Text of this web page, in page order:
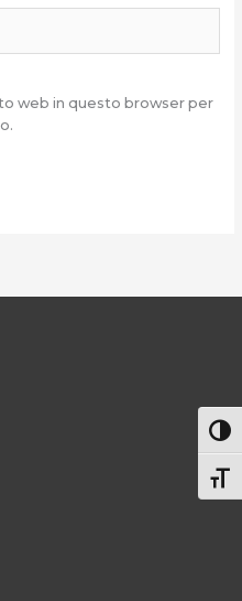
web in questo browser per